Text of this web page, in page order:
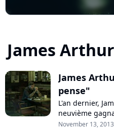
James
James
pense"
L'an dernier,
neuvième
"The X Factor".
November 13, 2013